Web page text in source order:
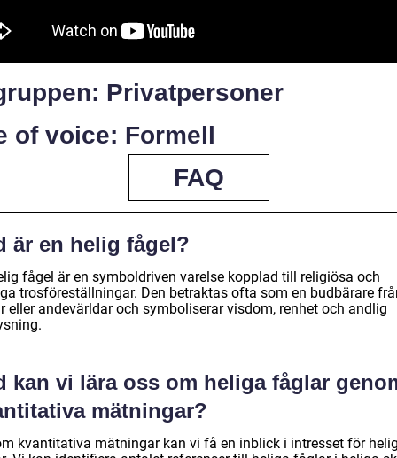
Privatpersoner
of voice: Formell
FAQ
är en helig fågel?
fågel är en symboldriven varelse kopplad till religiösa och
trosföreställningar. Den betraktas ofta som en budbärare
eller andevärldar och symboliserar visdom, renhet och andlig
kan vi lära oss om heliga fåglar
mätningar?
kvantitativa mätningar kan vi få en inblick i intresset för